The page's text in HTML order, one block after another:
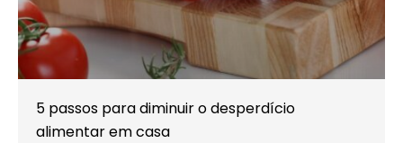
5 passos para diminuir o desperdício
alimentar em casa